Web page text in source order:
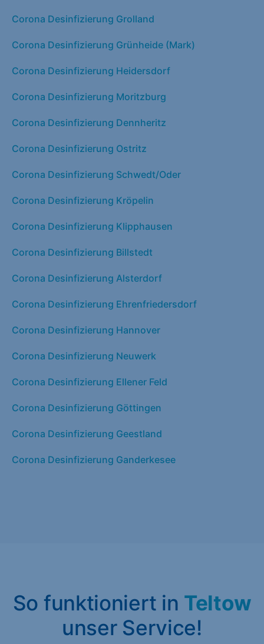
Corona Desinfizierung Grolland
Corona Desinfizierung Grünheide (Mark)
Corona Desinfizierung Heidersdorf
Corona Desinfizierung Moritzburg
Corona Desinfizierung Dennheritz
Corona Desinfizierung Ostritz
Corona Desinfizierung Schwedt/Oder
Corona Desinfizierung Kröpelin
Corona Desinfizierung Klipphausen
Corona Desinfizierung Billstedt
Corona Desinfizierung Alsterdorf
Corona Desinfizierung Ehrenfriedersdorf
Corona Desinfizierung Hannover
Corona Desinfizierung Neuwerk
Corona Desinfizierung Ellener Feld
Corona Desinfizierung Göttingen
Corona Desinfizierung Geestland
Corona Desinfizierung Ganderkesee
So funktioniert in Teltow
unser Service!